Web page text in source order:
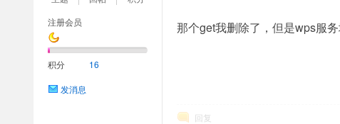
注册会员
积分 16
发消息
那个get我删除了，但是wps服
回复